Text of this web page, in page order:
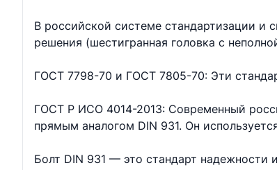
В российской системе стандартизации и
решения (шестигранная головка с
ГОСТ 7798-70 и ГОСТ 7805-70: Эти
ГОСТ Р ИСО 4014-2013: Современный
прямым аналогом DIN 931. Он
Болт DIN 931 — это стандарт